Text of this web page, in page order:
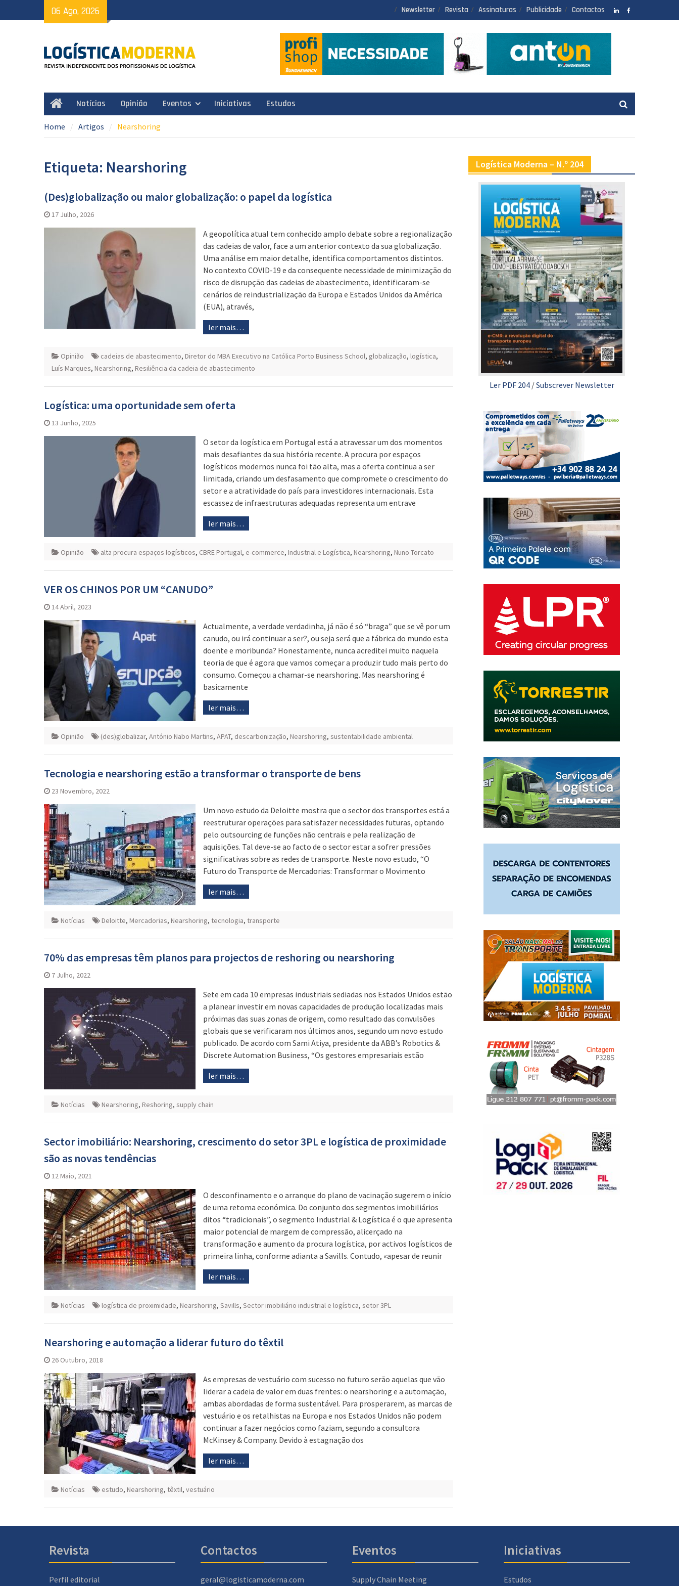
to
06 Ago, 2026 Newsletter Revista Assinaturas Publicidade Contactos
HomeNotícias Opinião Eventos Iniciativas Estudos
Home Artigos Nearshoring
Etiqueta: Nearshoring
(Des)globalização ou maior globalização: o papel da logística
17 Julho, 2026
A geopolítica atual tem conhecido amplo debate sobre a regionalização
das cadeias de valor, face a um anterior contexto da sua globalização.
Uma análise em maior detalhe, identifica comportamentos distintos.
No contexto COVID-19 e da consequente necessidade de minimização do
risco de disrupção das cadeias de abastecimento, identificaram-se
cenários de reindustrialização da Europa e Estados Unidos da América
(EUA), através,
ler mais…
Opinião cadeias de abastecimento, Diretor do MBA Executivo na Católica Porto Business School, globalização, logística,
Luís Marques, Nearshoring, Resiliência da cadeia de abastecimento
Logística: uma oportunidade sem oferta
13 Junho, 2025
O setor da logística em Portugal está a atravessar um dos momentos
mais desafiantes da sua história recente. A procura por espaços
logísticos modernos nunca foi tão alta, mas a oferta continua a ser
limitada, criando um desfasamento que compromete o crescimento do
setor e a atratividade do país para investidores internacionais. Esta
escassez de infraestruturas adequadas representa um entrave
ler mais…
Opinião alta procura espaços logísticos, CBRE Portugal, e-commerce, Industrial e Logística, Nearshoring, Nuno Torcato
VER OS CHINOS POR UM “CANUDO”
14 Abril, 2023
Actualmente, a verdade verdadinha, já não é só “braga” que se vê por um
canudo, ou irá continuar a ser?, ou seja será que a fábrica do mundo esta
doente e moribunda? Honestamente, nunca acreditei muito naquela
teoria de que é agora que vamos começar a produzir tudo mais perto do
consumo. Começou a chamar-se nearshoring. Mas nearshoring é
basicamente
ler mais…
Opinião (des)globalizar, António Nabo Martins, APAT, descarbonização, Nearshoring, sustentabilidade ambiental
Tecnologia e nearshoring estão a transformar o transporte de bens
23 Novembro, 2022
Um novo estudo da Deloitte mostra que o sector dos transportes está a
reestruturar operações para satisfazer necessidades futuras, optando
pelo outsourcing de funções não centrais e pela realização de
aquisições. Tal deve-se ao facto de o sector estar a sofrer pressões
significativas sobre as redes de transporte. Neste novo estudo, “O
Futuro do Transporte de Mercadorias: Transformar o Movimento
ler mais…
Notícias Deloitte, Mercadorias, Nearshoring, tecnologia, transporte
70% das empresas têm planos para projectos de reshoring ou nearshoring
7 Julho, 2022
Sete em cada 10 empresas industriais sediadas nos Estados Unidos estão
a planear investir em novas capacidades de produção localizadas mais
próximas das suas zonas de origem, como resultado das convulsões
globais que se verificaram nos últimos anos, segundo um novo estudo
publicado. De acordo com Sami Atiya, presidente da ABB’s Robotics &
Discrete Automation Business, “Os gestores empresariais estão
ler mais…
Notícias Nearshoring, Reshoring, supply chain
Sector imobiliário: Nearshoring, crescimento do setor 3PL e logística de proximidade
são as novas tendências
12 Maio, 2021
O desconfinamento e o arranque do plano de vacinação sugerem o início
de uma retoma económica. Do conjunto dos segmentos imobiliários
ditos “tradicionais”, o segmento Industrial & Logística é o que apresenta
maior potencial de margem de compressão, alicerçado na
transformação e aumento da procura logística, por activos logísticos de
primeira linha, conforme adianta a Savills. Contudo, «apesar de reunir
ler mais…
Notícias logística de proximidade, Nearshoring, Savills, Sector imobiliário industrial e logística, setor 3PL
Nearshoring e automação a liderar futuro do têxtil
26 Outubro, 2018
As empresas de vestuário com sucesso no futuro serão aquelas que vão
liderar a cadeia de valor em duas frentes: o nearshoring e a automação,
ambas abordadas de forma sustentável. Para prosperarem, as marcas de
vestuário e os retalhistas na Europa e nos Estados Unidos não podem
continuar a fazer negócios como faziam, segundo a consultora
McKinsey & Company. Devido à estagnação dos
ler mais…
Notícias estudo, Nearshoring, têxtil, vestuário
Logística Moderna – N.º 204
Ler PDF 204/Subscrever Newsletter
Revista
Perfil editorial
Contactos
geral@logisticamoderna.com
Eventos
Supply Chain Meeting
Iniciativas
Estudos